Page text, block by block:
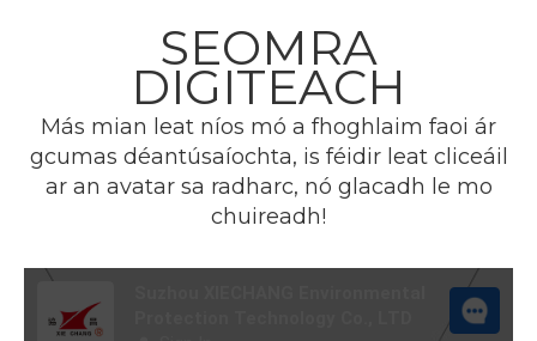
Platform na fadhbanna a bharrfheabhsú go
héifeachtach
SEOMRA
DIGITEACH
Más mian leat níos mó a fhoghlaim faoi ár
gcumas déantúsaíochta, is féidir leat cliceáil
ar an avatar sa radharc, nó glacadh le mo
chuireadh!